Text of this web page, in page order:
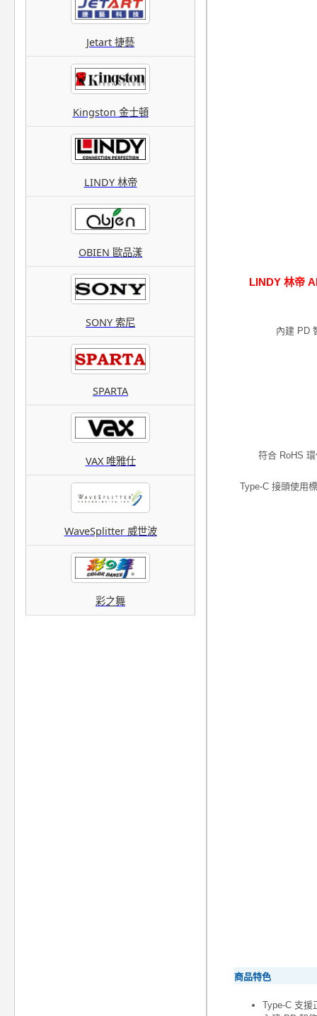
Jetart 捷藝
Kingston 金士頓
LINDY 林帝
OBIEN 歐品漾
SONY 索尼
SPARTA
VAX 唯雅仕
WaveSplitter 威世波
彩之舞
LINDY 林帝
內建 PD
符合 RoHS
Type-C 接頭使用
商品特色
Type-C 支援